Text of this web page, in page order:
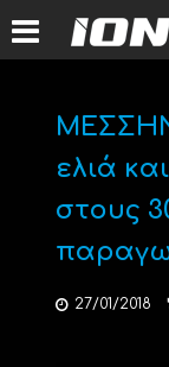
ελιά
στους
27/01/2018